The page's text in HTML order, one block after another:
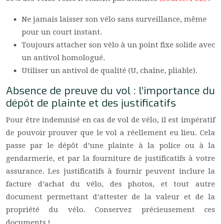
Ne jamais laisser son vélo sans surveillance, même
pour un court instant.
Toujours attacher son vélo à un point fixe solide avec
un antivol homologué.
Utiliser un antivol de qualité (U, chaîne, pliable).
Absence de preuve du vol : l’importance du
dépôt de plainte et des justificatifs
Pour être indemnisé en cas de vol de vélo, il est impératif
de pouvoir prouver que le vol a réellement eu lieu. Cela
passe par le dépôt d’une plainte à la police ou à la
gendarmerie, et par la fourniture de justificatifs à votre
assurance. Les justificatifs à fournir peuvent inclure la
facture d’achat du vélo, des photos, et tout autre
document permettant d’attester de la valeur et de la
propriété du vélo. Conservez précieusement ces